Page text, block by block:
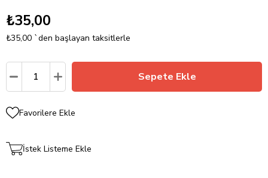
₺35,00
₺35,00 `den başlayan taksitlerle
Favorilere Ekle
İstek Listeme Ekle